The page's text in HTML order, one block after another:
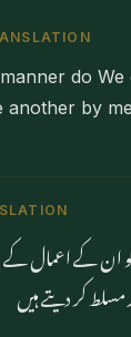
do
another by
ان کے اعمال
کر دیتے ہیں